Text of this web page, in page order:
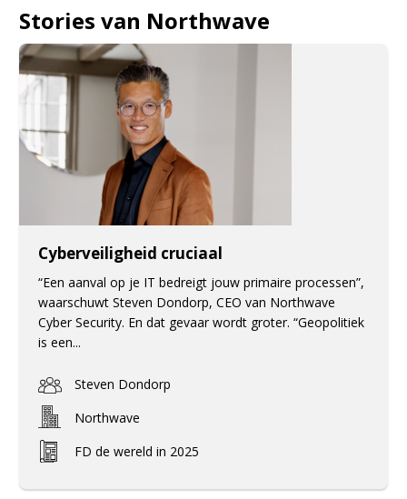
Stories van Northwave
Cyberveiligheid cruciaal
“Een aanval op je IT bedreigt jouw primaire processen”,
waarschuwt Steven Dondorp, CEO van Northwave
Cyber Security. En dat gevaar wordt groter. “Geopolitiek
is een...
Steven Dondorp
Northwave
FD de wereld in 2025